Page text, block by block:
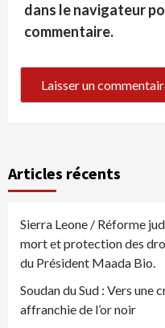
dans le navigateur
commentaire.
Articles récents
Sierra Leone / Réforme
mort et protection des
du Président Maada Bio.
Soudan du Sud : Vers une
affranchie de l’or noir